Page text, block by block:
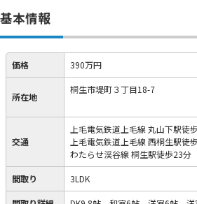
基本情報
価格 390万円
所在地
桐生市堤町３丁目18-7
交通
上毛電気鉄道上毛線 丸山下駅徒
上毛電気鉄道上毛線 西桐生駅徒
わたらせ渓谷線 桐生駅徒歩23分
間取り 3LDK